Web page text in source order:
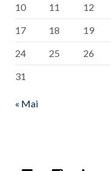
10
11 12
17
18 19
24
25 26
31
« Mai